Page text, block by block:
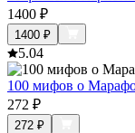
1400 ₽
1400 ₽
5.04
100 мифов о
272 ₽
272 ₽